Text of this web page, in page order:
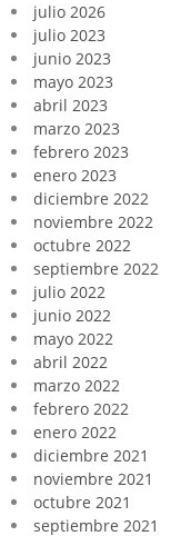
julio 2026
julio 2023
junio 2023
mayo 2023
abril 2023
marzo 2023
febrero 2023
enero 2023
diciembre 2022
noviembre 2022
octubre 2022
septiembre 2022
julio 2022
junio 2022
mayo 2022
abril 2022
marzo 2022
febrero 2022
enero 2022
diciembre 2021
noviembre 2021
octubre 2021
septiembre 2021